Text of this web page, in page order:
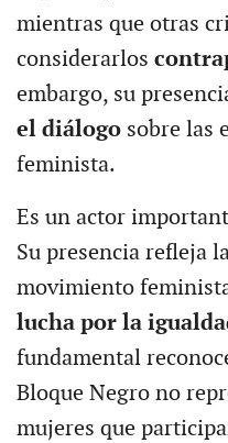
mientras que otras
considerarlos
embargo, su
el diálogosobre las
feminista.
Es un actor
Su presencia refleja
movimiento
lucha por la
fundamental
Bloque Negro no
mujeres que